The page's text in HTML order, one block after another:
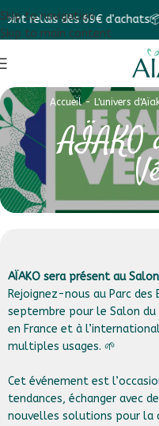
Skip to navigation
Skip to main content
relais dès 69€ d'achats📦🎁
Accueil- L'univers
AÏAKO
AÏAKO sera présent au
Rejoignez-nous au Parc des
septembre pour le Salon du
en France et à
multiples usages. 🌱
Cet événement est
tendances, échanger avec
nouvelles solutions pour la